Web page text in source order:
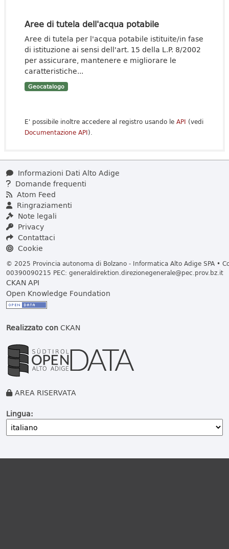
Aree di tutela dell'acqua potabile
Aree di tutela per l'acqua potabile istituite/in fase
di istituzione ai sensi dell'art. 15 della L.P. 8/2002
per assicurare, mantenere e migliorare le
caratteristiche...
Geocatalogo
E' possibile inoltre accedere al registro usando le API (vedi
Documentazione API).
Informazioni Dati Alto Adige
Domande frequenti
Atom Feed
Ringraziamenti
Note legali
Privacy
Contattaci
Cookie
© 2025 Provincia autonoma di Bolzano - Informatica Alto Adige SPA •
00390090215 PEC: generaldirektion.direzionegenerale@pec.prov.bz.it
CKAN API
Open Knowledge Foundation
Realizzato conCKAN
AREA RISERVATA
Lingua